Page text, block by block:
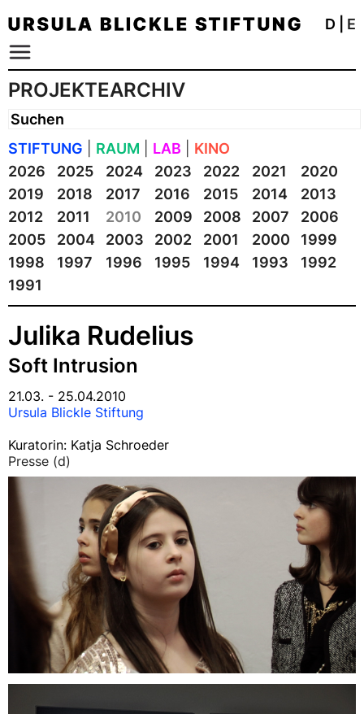
D E
PROJEKTEARCHIV
STIFTUNG RAUM LAB
KINO
2026
2025 2024 2023 2022 2021
2020
2019
2018 2017 2016 2015 2014
2013
2012
2011 2010 2009 2008 2007
2006
2005
2004 2003 2002 2001 2000
1999
1998
1997 1996 1995 1994 1993
1992
1991
Julika Rudelius
Soft Intrusion
21.03. - 25.04.2010
Ursula Blickle Stiftung
Kuratorin: Katja Schroeder
Presse (d)